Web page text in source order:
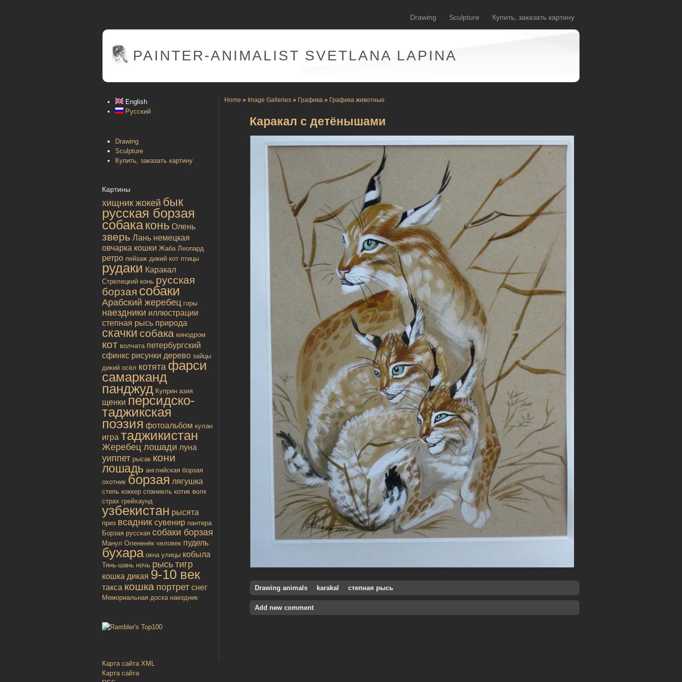
Drawing Sculpture Купить, заказать картину
PAINTER-ANIMALIST SVETLANA LAPINA
English
Русский
Drawing
Sculpture
Купить, заказать картину
Картины
хищник жокей бык
русская борзая
собакаконь Олень
зверь Лань немецкая
овчарка кошки Жаба Леопард
ретро пейзаж дикий кот птицы
рудаки Каракал
Стрелецкий конь русская
борзая собаки
Арабский жеребец горы
наездники иллюстрации
степная рысь природа
скачки собака кинодром
кот волчата петербургский
сфинкс рисунки дерево зайцы
дикий осёл котята фарси
самарканд
панджуд Куприн азия
щенки персидско-
таджикская
поэзия фотоальбом кулан
игра таджикистан
Жеребец лошади луна
уиппет рысак кони
лошадь английская борзая
охотник борзая лягушка
степь коккер спаниель котик волк
страх грейхаунд
узбекистан рысята
приз всадник сувенир пантера
Борзая русская собаки борзая
Манул Олененёк человек пудель
бухара окна улицы кобыла
Тянь-шань ночь рысь тигр
кошка дикая 9-10 век
такса кошка портрет снег
Мемориальная доска наездник
Карта сайта XML
Карта сайта
Home » Image Galleries » Графика » Графика животные
Каракал с детёнышами
Drawing animals karakal степная рысь
Add new comment